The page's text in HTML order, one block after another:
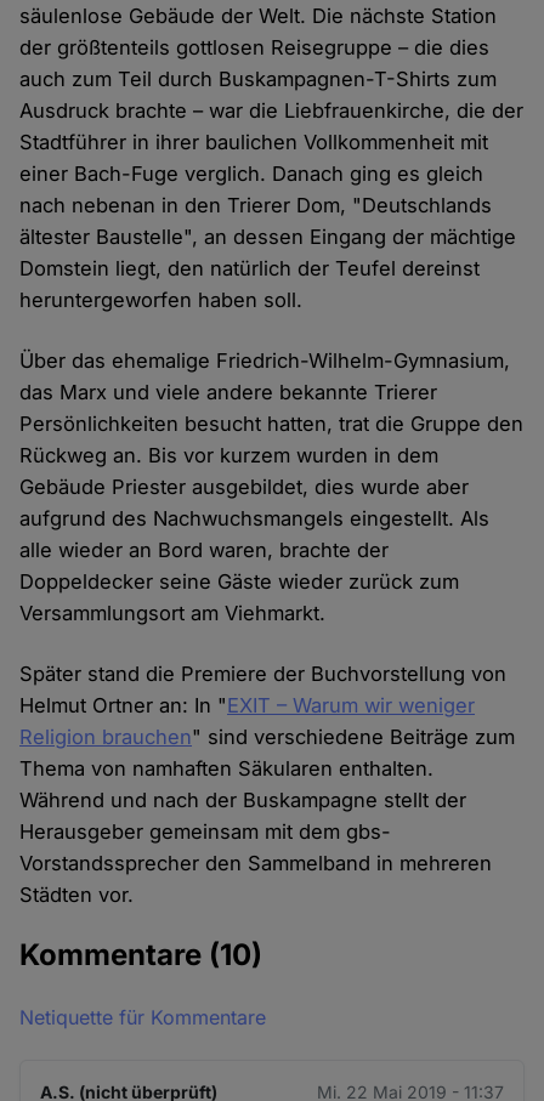
säulenlose Gebäude der Welt. Die nächste Station
der größtenteils gottlosen Reisegruppe – die dies
auch zum Teil durch Buskampagnen-T-Shirts zum
Ausdruck brachte – war die Liebfrauenkirche, die der
Stadtführer in ihrer baulichen Vollkommenheit mit
einer Bach-Fuge verglich. Danach ging es gleich
nach nebenan in den Trierer Dom, "Deutschlands
ältester Baustelle", an dessen Eingang der mächtige
Domstein liegt, den natürlich der Teufel dereinst
heruntergeworfen haben soll.
Über das ehemalige Friedrich-Wilhelm-Gymnasium,
das Marx und viele andere bekannte Trierer
Persönlichkeiten besucht hatten, trat die Gruppe den
Rückweg an. Bis vor kurzem wurden in dem
Gebäude Priester ausgebildet, dies wurde aber
aufgrund des Nachwuchsmangels eingestellt. Als
alle wieder an Bord waren, brachte der
Doppeldecker seine Gäste wieder zurück zum
Versammlungsort am Viehmarkt.
Später stand die Premiere der Buchvorstellung von
Helmut Ortner an: In "EXIT – Warum wir weniger
Religion brauchen" sind verschiedene Beiträge zum
Thema von namhaften Säkularen enthalten.
Während und nach der Buskampagne stellt der
Herausgeber gemeinsam mit dem gbs-
Vorstandssprecher den Sammelband in mehreren
Städten vor.
Kommentare (10)
Netiquette für Kommentare
A.S. (nicht überprüft) Mi. 22 Mai 2019 - 11:37